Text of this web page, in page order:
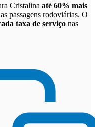
Cristalina até 60% mais
passagens rodoviárias. O
taxa de serviço nas